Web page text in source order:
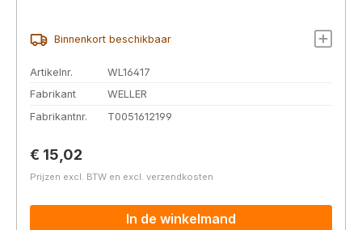
Binnenkort beschikbaar
Artikelnr.
WL16417
Fabrikant
WELLER
Fabrikantnr.
T0051612199
Normale prijs:
€ 15,02
Prijzen excl. BTW en excl. verzendkosten
In de winkelmand